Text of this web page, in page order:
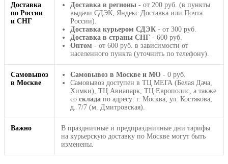
Доставка
по России
и СНГ
Доставка в регионы - от 200 руб. (в пункты
выдачи СДЭК, Яндекс Доставка или Почта
России).
Доставка курьером СДЭК - от 300 руб.
Доставка в страны СНГ - 600 руб.
Оптом - от 600 руб. в зависимости от
населенного пункта (уточнить по телефону).
Самовывоз
в Москве
Самовывоз в Москве и МО - 0 руб.
Самовывоз доступен в ТЦ МЕГА (Белая Дача,
Химки), ТЦ Авиапарк, ТЦ Европолис, а также
со склада по адресу: г. Москва, ул. Костякова,
д. 7/7 (м. Дмитровская).
Важно
В праздничные и предпраздничные дни тарифы
на курьерскую доставку по Москве могут быть
изменены.